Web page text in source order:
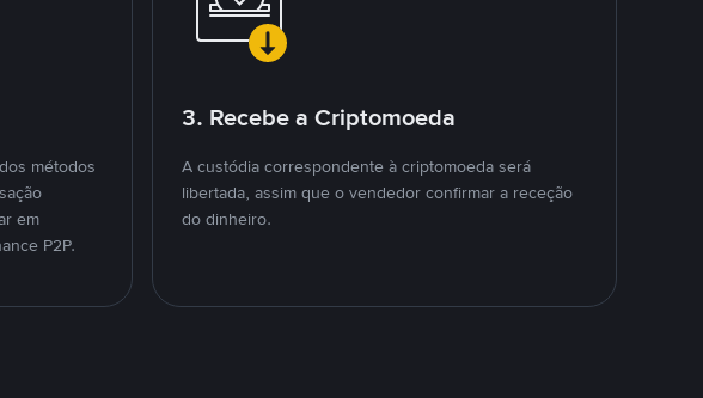
métodos
em
P2P.
3. Recebe a Criptomoeda
A custódia correspondente à criptomoeda será
libertada, assim que o vendedor confirmar a receção
do dinheiro.